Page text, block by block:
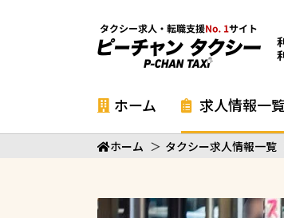
ホーム 求人情報一
ホーム ＞ タクシー求人情報一覧